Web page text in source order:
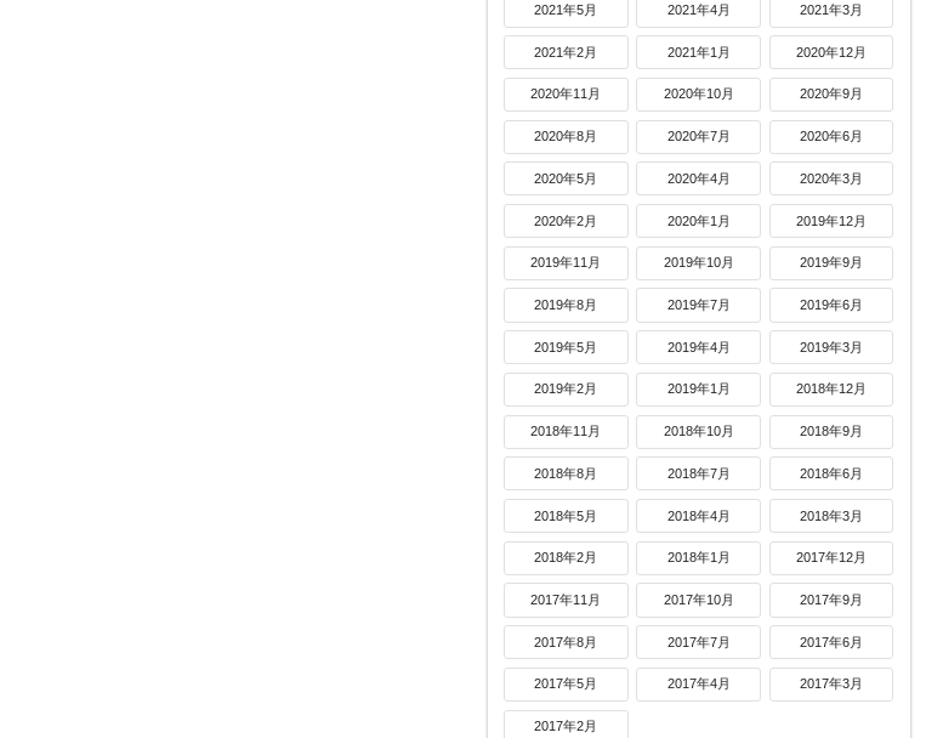
2021年5月 2021年4月 2021年3月
2021年2月 2021年1月 2020年12月
2020年11月 2020年10月 2020年9月
2020年8月 2020年7月 2020年6月
2020年5月 2020年4月 2020年3月
2020年2月 2020年1月 2019年12月
2019年11月 2019年10月 2019年9月
2019年8月 2019年7月 2019年6月
2019年5月 2019年4月 2019年3月
2019年2月 2019年1月 2018年12月
2018年11月 2018年10月 2018年9月
2018年8月 2018年7月 2018年6月
2018年5月 2018年4月 2018年3月
2018年2月 2018年1月 2017年12月
2017年11月 2017年10月 2017年9月
2017年8月 2017年7月 2017年6月
2017年5月 2017年4月 2017年3月
2017年2月